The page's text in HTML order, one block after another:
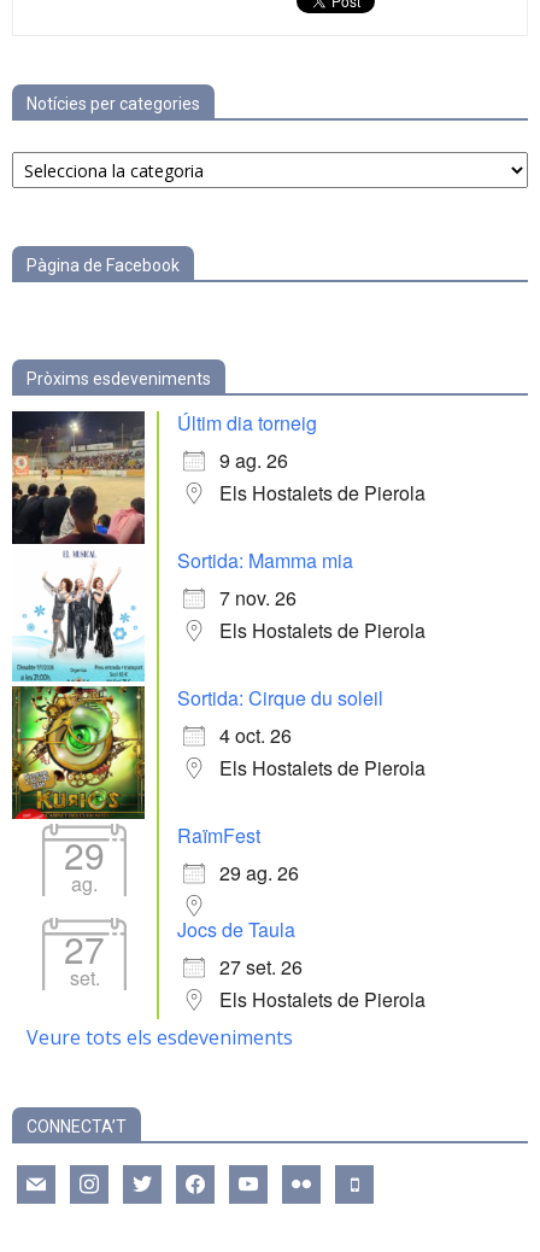
Notícies per categories
Notícies
per
Pàgina de Facebook
Pròxims esdeveniments
Últim dia torneig
9 ag. 26
Els Hostalets de Pierola
Sortida: Mamma mia
7 nov. 26
Els Hostalets de Pierola
Sortida: Cirque du soleil
4 oct. 26
Els Hostalets de Pierola
29
ag.
RaïmFest
29 ag. 26
27
set.
Jocs de Taula
27 set. 26
Els Hostalets de Pierola
Veure tots els esdeveniments
CONNECTA’T
mail instagramtwitter facebookyoutube flickr mobile